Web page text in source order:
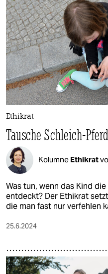
Ethikrat
Tausche Schleich-
Kolumne Ethikrat
Was tun, wenn das Kind
entdeckt? Der Ethikrat
die man fast nur verfehlen
25.6.2024